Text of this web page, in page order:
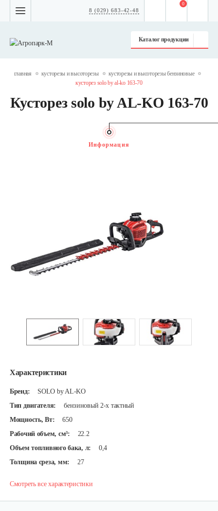
8 (029) 683-42-48
Каталог продукции
0
главная кусторезы и высоторезы
кусторезы и высоторезы бензиновые
кусторез solo by al-ko 163-70
Кусторез solo by AL-KO 163-70
Характеристики
Бренд:
SOLO by AL-KO
Тип двигателя:
бензиновый 2-х тактный
Мощность, Вт:
650
Рабочий объем, см³:
22.2
Объем топливного бака, л:
0,4
Толщина среза, мм:
27
Смотреть все характеристики
Информация